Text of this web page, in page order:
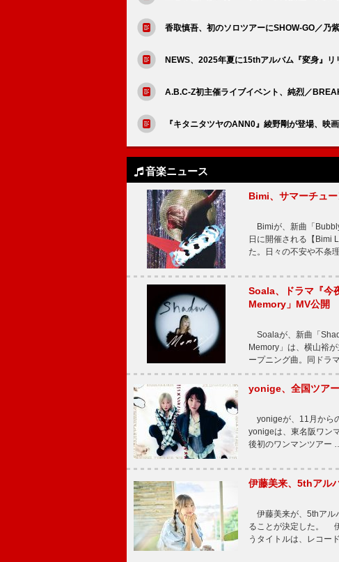
香取慎吾、初のソロツアーにSHOW-GO／乃
NEWS、2025年夏に15thアルバム『変身』
A.B.C-Z初主催ライブイベント、純烈／
『キタニタツヤのANN0』綾野剛が登場、映
音楽ニュース
Bimi、サマーチュ
Bimiが、新曲「
日に開催される【Bimi
た。日々の不安や不条
Soala、ドラマ『今
Memory」MV公開
Soalaが、新曲「
Memory」は、横山裕
ープニング曲。同ドラ
yonige、全国ツア
yonigeが、11月から
yonigeは、東名阪ワン
後初のワンマンツアー
伊藤美来、5thアル
伊藤美来が、5thアル
ることが決定した。
うタイトルは、レコー